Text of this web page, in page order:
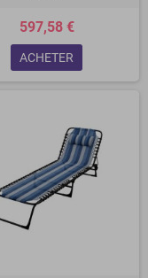
597,58 €
ACHETER